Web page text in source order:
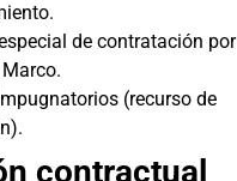
de contratación por
(recurso de
contractual